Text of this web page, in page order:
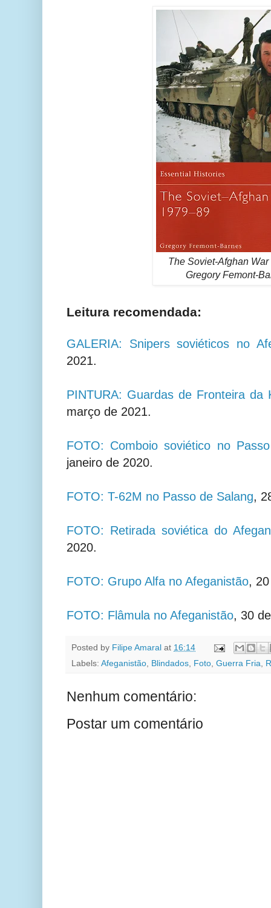
The Soviet-Afghan
Gregory Femont-
Leitura recomendada:
GALERIA: Snipers soviéticos no
2021.
PINTURA: Guardas de Fronteira da
março de 2021.
FOTO: Comboio soviético no
janeiro de 2020.
FOTO: T-62M no Passo de Salang,
FOTO: Retirada soviética do
2020.
FOTO: Grupo Alfa no Afeganistão,
FOTO: Flâmula no Afeganistão, 30
Posted by Filipe Amaral at 16:14
Labels: Afeganistão, Blindados, Foto, Guerra Fria,
Nenhum comentário:
Postar um comentário